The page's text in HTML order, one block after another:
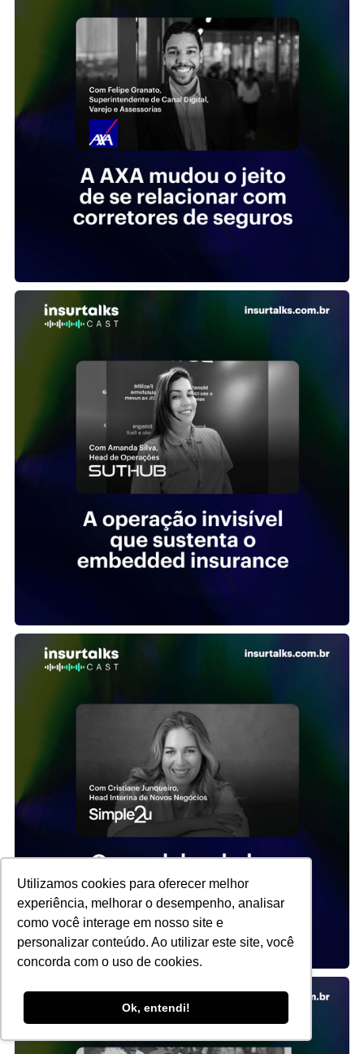
Utilizamos cookies para oferecer melhor
experiência, melhorar o desempenho, analisar
como você interage em nosso site e
personalizar conteúdo. Ao utilizar este site, você
concorda com o uso de cookies.
Ok, entendi!